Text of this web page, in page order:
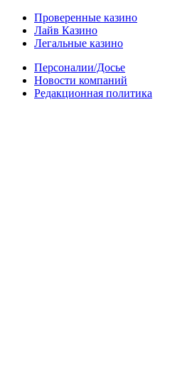
Проверенные казино
Лайв Казино
Легальные казино
Персоналии/Досье
Новости компаний
Редакционная политика